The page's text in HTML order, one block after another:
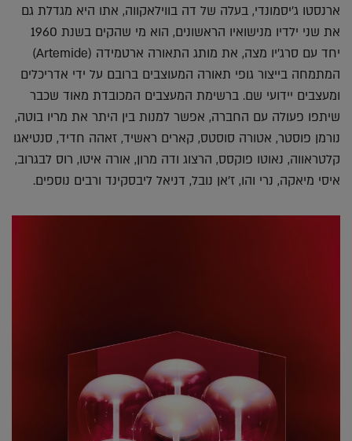
ארנסטו ג'יסמונדי, בעלה של דה בווילאקווה, אתו היא מגדלת גם
את שני ילדיו מנישואיו הראשונים, הוא מי שהקים בשנת 1960
יחד עם סרג'יו מצה, את מותג התאורה ארטמידה (Artemide)
המתמחה בייצור גופי תאורה המעוצבים ברובם על ידי אדריכלים
ומעצבים יידועי שם. ברשימת המעצבים המכובדת מאוד שכבר
שיתפו פעולה עם החברה, אפשר למנות בין היתר את מריו בוטה,
נורמן פוסטר, אטורה סוסטס, קארים ראשיד, זאהה חדיד, סנטיאגו
קלטראווה, נאוטו פוקסס, הרצוג ודה מרון, אורה איטו, רוס לבגרוב,
איסי מיאקה, נרי והו, ז'אן נובל, דניאל ליבסקינד ורבים נוספים.